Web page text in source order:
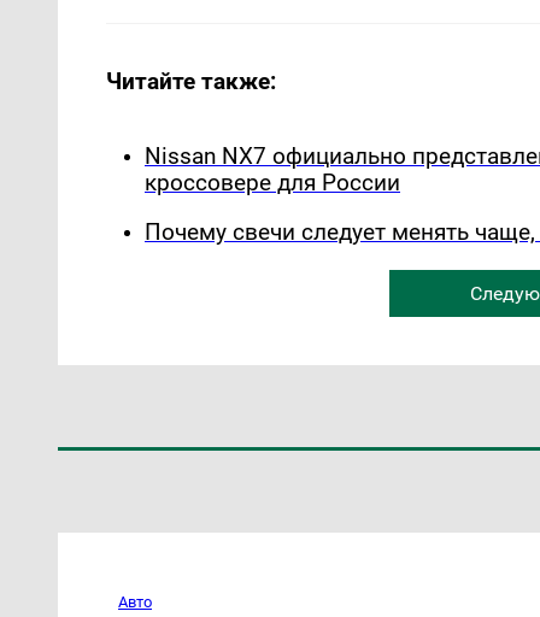
Читайте также:
Nissan NX7 официально
кроссовере для России
Почему свечи следует менять
Авто